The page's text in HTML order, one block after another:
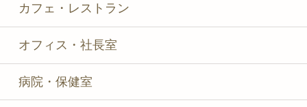
カフェ・レストラン
オフィス・社長室
病院・保健室